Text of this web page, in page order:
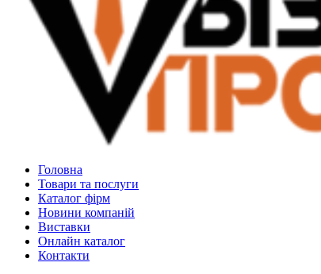
Головна
Товари та послуги
Каталог фірм
Новини компаній
Виставки
Онлайн каталог
Контакти